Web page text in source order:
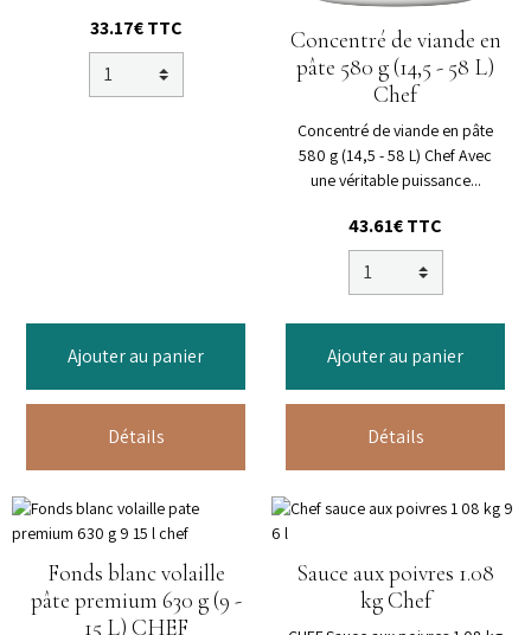
33.17€ TTC
Ajouter au panier
Détails
Concentré de viande en
pâte 580 g (14,5 - 58 L)
Chef
Concentré de viande en pâte
580 g (14,5 - 58 L) Chef Avec
une véritable puissance...
43.61€ TTC
Ajouter au panier
Détails
Fonds blanc volaille
pâte premium 630 g (9 -
15 L) CHEF
Sauce aux poivres 1.08
kg Chef